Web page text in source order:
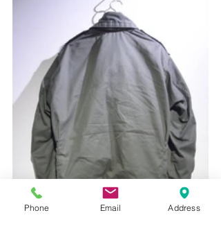
Phone Email Address